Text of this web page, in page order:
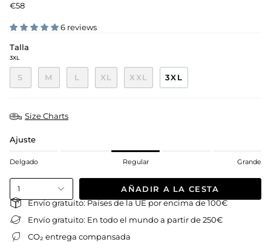
€58
6 reviews
Talla
3XL
S M L XL XXL 3XL
Size Charts
Ajuste
Delgado Regular Grande
1 AÑADIR A LA CESTA
Envío gratuito: Países de la UE por encima de 100€
Envío gratuito: En todo el mundo a partir de 250€
CO₂ entrega compansada